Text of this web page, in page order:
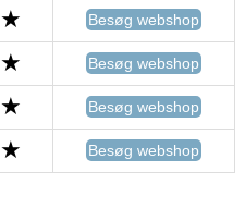
Besøg webshop
Besøg webshop
Besøg webshop
Besøg webshop